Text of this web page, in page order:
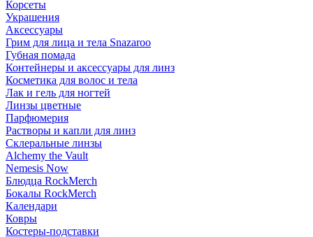
Корсеты
Украшения
Аксессуары
Грим для лица и тела Snazaroo
Губная помада
Контейнеры и аксессуары для линз
Косметика для волос и тела
Лак и гель для ногтей
Линзы цветные
Парфюмерия
Растворы и капли для линз
Склеральные линзы
Alchemy the Vault
Nemesis Now
Блюдца RockMerch
Бокалы RockMerch
Календари
Ковры
Костеры-подставки